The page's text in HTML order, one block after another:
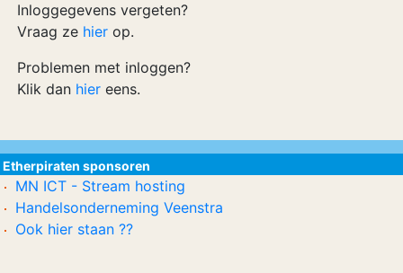
Inloggegevens vergeten?
Vraag ze hier op.
Problemen met inloggen?
Klik dan hier eens.
Etherpiraten sponsoren
MN ICT - Stream hosting
Handelsonderneming Veenstra
Ook hier staan ??